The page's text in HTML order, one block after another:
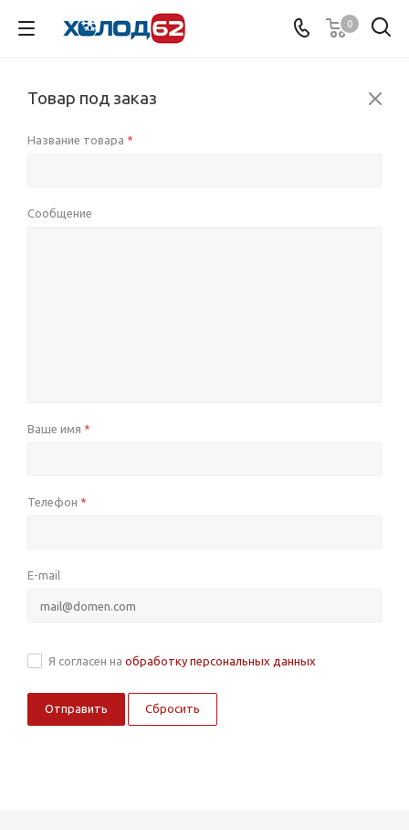
0
Товар под заказ
Название товара *
Сообщение
Ваше имя *
Телефон *
E-mail
Я согласен на обработку персональных данных
Сбросить